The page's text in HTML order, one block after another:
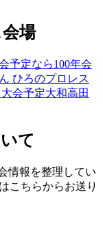
場
予定なら100年会
ひろのプロレス
会予定大和高田
て
情報を整理してい
こちらからお送り